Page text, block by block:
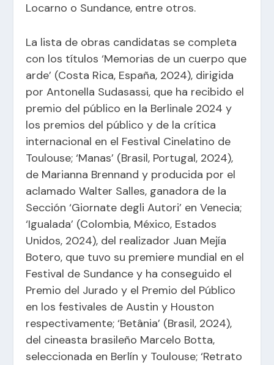
Locarno o Sundance, entre otros.
La lista de obras candidatas se completa
con los títulos ‘Memorias de un cuerpo que
arde’ (Costa Rica, España, 2024), dirigida
por Antonella Sudasassi, que ha recibido el
premio del público en la Berlinale 2024 y
los premios del público y de la crítica
internacional en el Festival Cinelatino de
Toulouse; ‘Manas’ (Brasil, Portugal, 2024),
de Marianna Brennand y producida por el
aclamado Walter Salles, ganadora de la
Sección ‘Giornate degli Autori’ en Venecia;
‘Igualada’ (Colombia, México, Estados
Unidos, 2024), del realizador Juan Mejía
Botero, que tuvo su premiere mundial en el
Festival de Sundance y ha conseguido el
Premio del Jurado y el Premio del Público
en los festivales de Austin y Houston
respectivamente; ‘Betânia’ (Brasil, 2024),
del cineasta brasileño Marcelo Botta,
seleccionada en Berlín y Toulouse; ‘Retrato